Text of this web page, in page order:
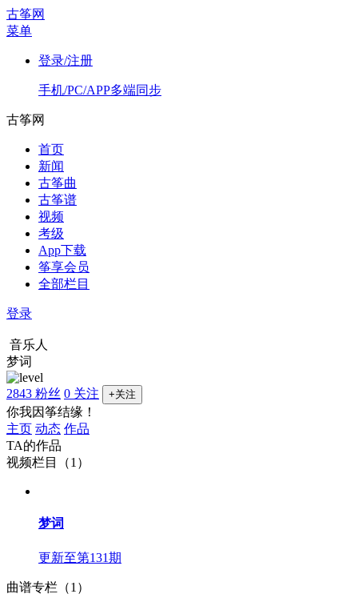
古筝网
菜单
登录/注册
手机/PC/APP多端同步
古筝网
首页
新闻
古筝曲
古筝谱
视频
考级
App下载
筝享会员
全部栏目
登录
音乐人
梦词
2843 粉丝 0 关注 +关注
你我因筝结缘！
主页 动态 作品
TA的作品
视频栏目（1）
梦词
更新至第131期
曲谱专栏（1）